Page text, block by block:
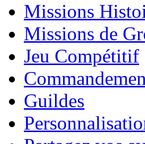
Missions
Missions de
Jeu Compétitif
Guildes